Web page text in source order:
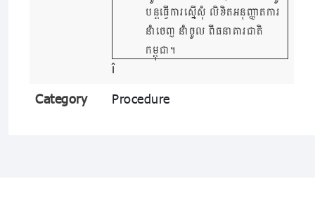
បន្តធ្វើការស្នើសុំ លិខិតអនុញ្ញាតការ
នាំចេញ នាំចូល ពីធនាគារជាតិ
កម្ពុជា។
Category Procedure